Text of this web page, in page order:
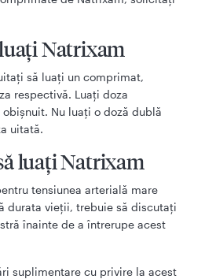
Natrixam
să luaţi un comprimat,
respectivă. Luaţi doza
Nu luaţi o doză dublă
uitată.
luaţi Natrixam
tensiunea arterială mare
durata vieţii, trebuie să discutaţi
înainte de a întrerupe acest
suplimentare cu privire la acest